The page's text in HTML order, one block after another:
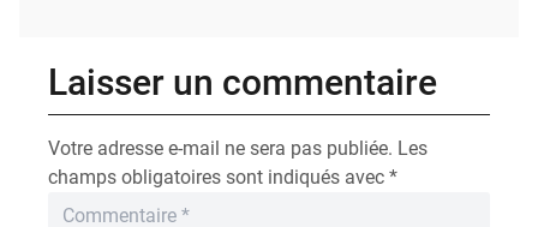
Laisser un commentaire
Votre adresse e-mail ne sera pas publiée. Les
champs obligatoires sont indiqués avec *